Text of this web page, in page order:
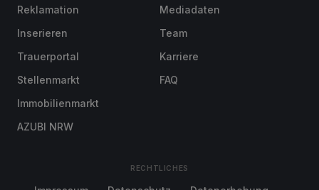
Reklamation
Inserieren
Trauerportal
Stellenmarkt
Immobilienmarkt
AZUBI NRW
Mediadaten
Team
Karriere
FAQ
RECHTLICHES